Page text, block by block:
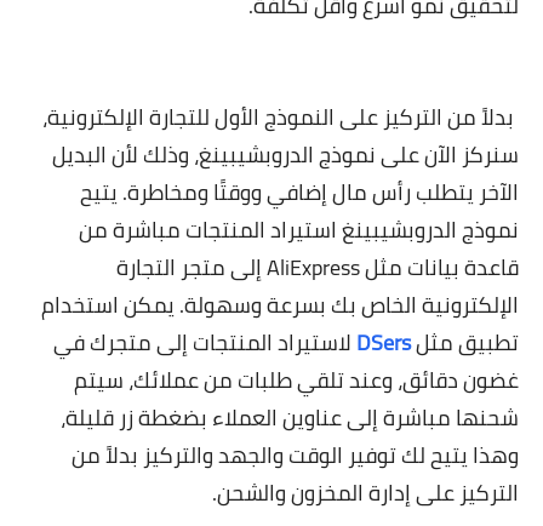
بدلاً من التركيز على النموذج الأول للتجارة الإلكترونية،
سنركز الآن على نموذج الدروبشيبينغ، وذلك لأن البديل
الآخر يتطلب رأس مال إضافي ووقتًا ومخاطرة. يتيح
نموذج الدروبشيبينغ استيراد المنتجات مباشرة من
قاعدة بيانات مثل AliExpress إلى متجر التجارة
الإلكترونية الخاص بك بسرعة وسهولة. يمكن استخدام
تطبيق مثلDSersلاستيراد المنتجات إلى متجرك في
غضون دقائق، وعند تلقي طلبات من عملائك، سيتم
شحنها مباشرة إلى عناوين العملاء بضغطة زر قليلة،
وهذا يتيح لك توفير الوقت والجهد والتركيز بدلاً من
التركيز على إدارة المخزون والشحن.